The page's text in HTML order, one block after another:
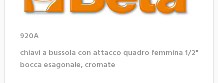
920A
chiavi a bussola con attacco quadro femmina 1/2"
bocca esagonale, cromate